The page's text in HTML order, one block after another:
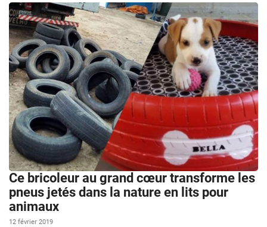
Ce bricoleur au grand cœur transforme les
pneus jetés dans la nature en lits pour
animaux
12 février 2019